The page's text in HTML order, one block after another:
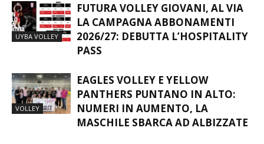
UYBA VOLLEY
FUTURA VOLLEY GIOVANI, AL VIA
LA CAMPAGNA ABBONAMENTI
2026/27: DEBUTTA L’HOSPITALITY
PASS
VOLLEY
EAGLES VOLLEY E YELLOW
PANTHERS PUNTANO IN ALTO:
NUMERI IN AUMENTO, LA
MASCHILE SBARCA AD ALBIZZATE